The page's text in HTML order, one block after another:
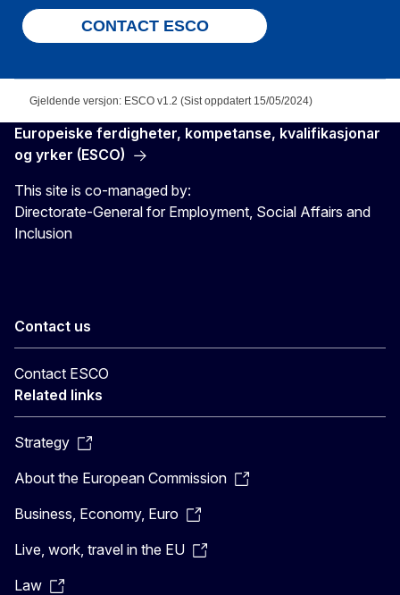
CONTACT ESCO
Gjeldende versjon: ESCO v1.2 (Sist oppdatert 15/05/2024)
Europeiske ferdigheter, kompetanse, kvalifikasjonar
og yrker (ESCO)
This site is co-managed by:
Directorate-General for Employment, Social Affairs and
Inclusion
Contact us
Contact ESCO
Related links
Strategy
About the European Commission
Business, Economy, Euro
Live, work, travel in the EU
Law